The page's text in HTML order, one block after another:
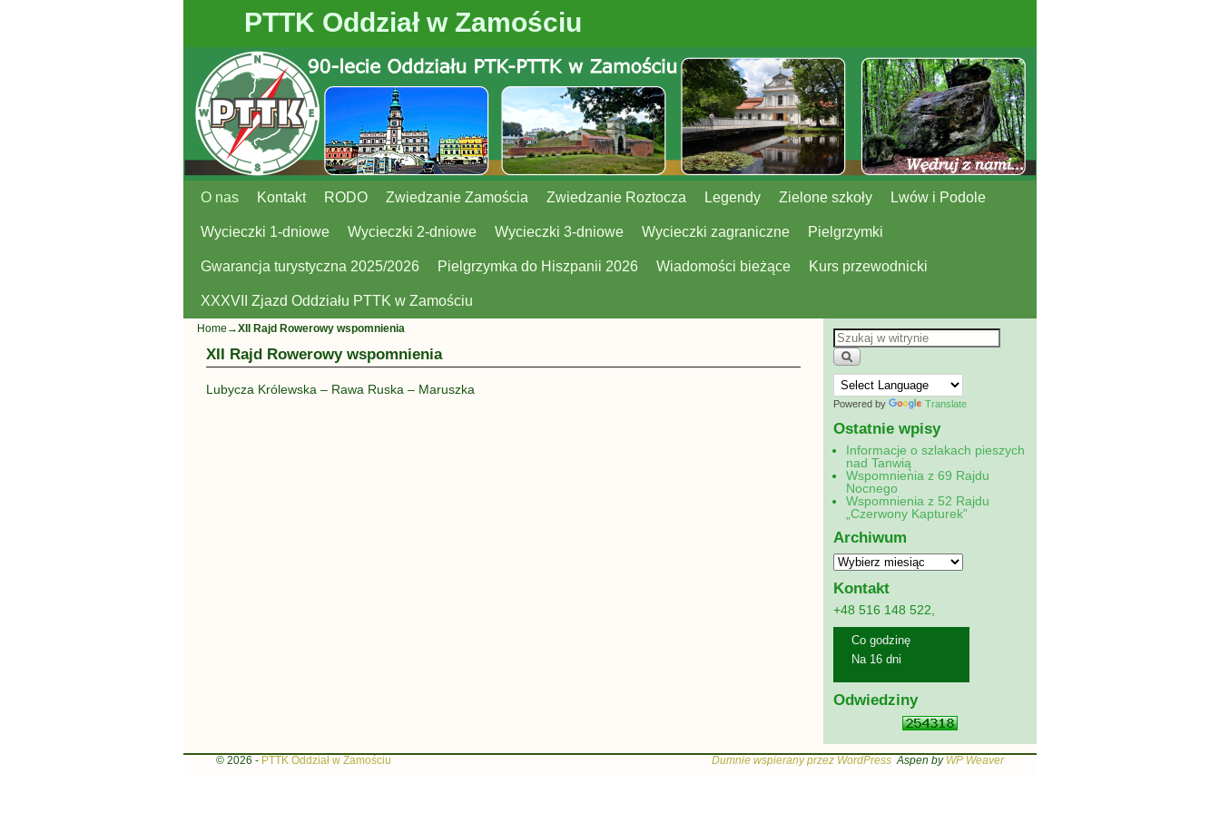
PTTK Oddział w Zamościu
Przejdź do głównej treści
Przejdź do
O nas Kontakt RODO Zwiedzanie Zamościa Zwiedzanie Roztocza Legendy Zielone szkoły Lwów i Podole
Wycieczki 1-dniowe Wycieczki 2-dniowe Wycieczki 3-dniowe Wycieczki zagraniczne Pielgrzymki
Gwarancja turystyczna 2025/2026 Pielgrzymka do Hiszpanii 2026 Wiadomości bieżące Kurs przewodnicki
XXXVII Zjazd Oddziału PTTK w Zamościu
Home →XII Rajd Rowerowy wspomnienia
XII Rajd Rowerowy wspomnienia
Lubycza Królewska – Rawa Ruska – Maruszka
Powered by Translate
Ostatnie wpisy
Informacje o szlakach pieszych
nad Tanwią
Wspomnienia z 69 Rajdu
Nocnego
Wspomnienia z 52 Rajdu
„Czerwony Kapturek”
Archiwum
Kontakt
+48 516 148 522,
Co godzinę
Na 16 dni
Odwiedziny
© 2026 - PTTK Oddział w Zamościu Dumnie wspierany przez WordPress Aspen by WP Weaver